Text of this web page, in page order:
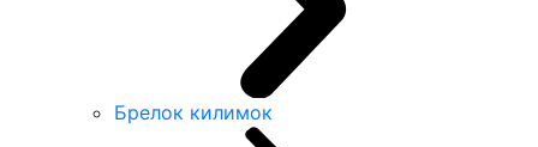
Брелок килимок